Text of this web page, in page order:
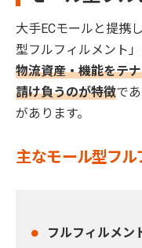
大手ECモールと提携
型フルフィルメント」
物流資産・機能をテ
請け負うのが特徴で
があります。
主なモール型フル
フルフィルメン